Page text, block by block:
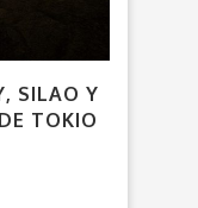
SILAO Y
TOKIO